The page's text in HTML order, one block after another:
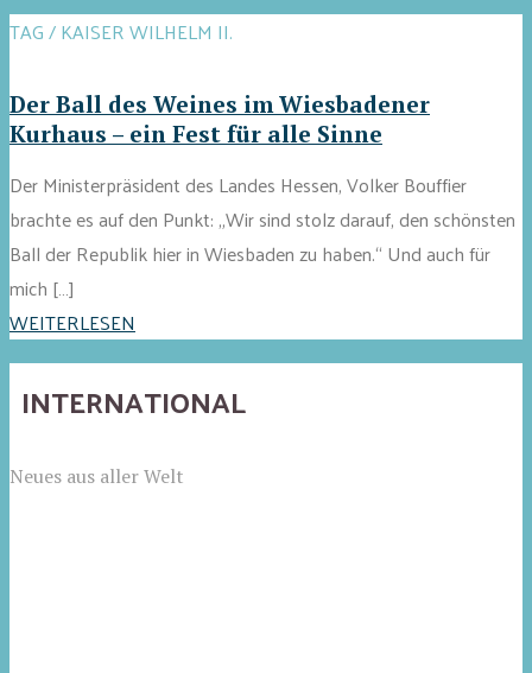
TAG / KAISER WILHELM II.
Der Ball des Weines im Wiesbadener
Kurhaus – ein Fest für alle Sinne
Der Ministerpräsident des Landes Hessen, Volker Bouffier
brachte es auf den Punkt: „Wir sind stolz darauf, den schönsten
Ball der Republik hier in Wiesbaden zu haben.“ Und auch für
mich […]
WEITERLESEN
INTERNATIONAL
Neues aus aller Welt